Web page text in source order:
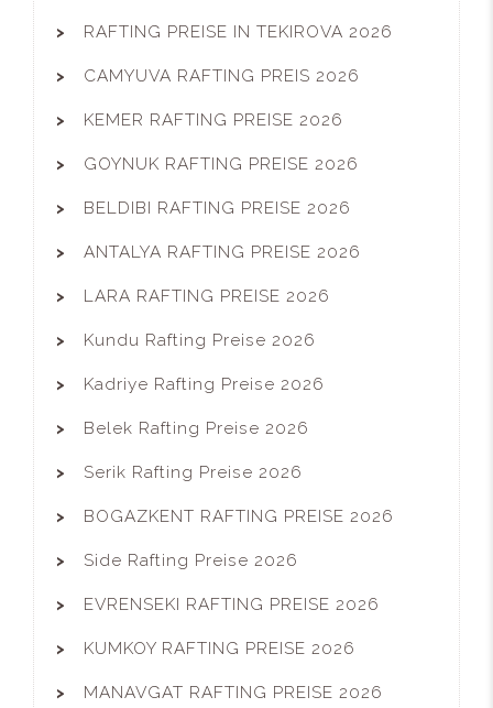
RAFTING PREISE IN TEKIROVA 2026
CAMYUVA RAFTING PREIS 2026
KEMER RAFTING PREISE 2026
GOYNUK RAFTING PREISE 2026
BELDIBI RAFTING PREISE 2026
ANTALYA RAFTING PREISE 2026
LARA RAFTING PREISE 2026
Kundu Rafting Preise 2026
Kadriye Rafting Preise 2026
Belek Rafting Preise 2026
Serik Rafting Preise 2026
BOGAZKENT RAFTING PREISE 2026
Side Rafting Preise 2026
EVRENSEKI RAFTING PREISE 2026
KUMKOY RAFTING PREISE 2026
MANAVGAT RAFTING PREISE 2026